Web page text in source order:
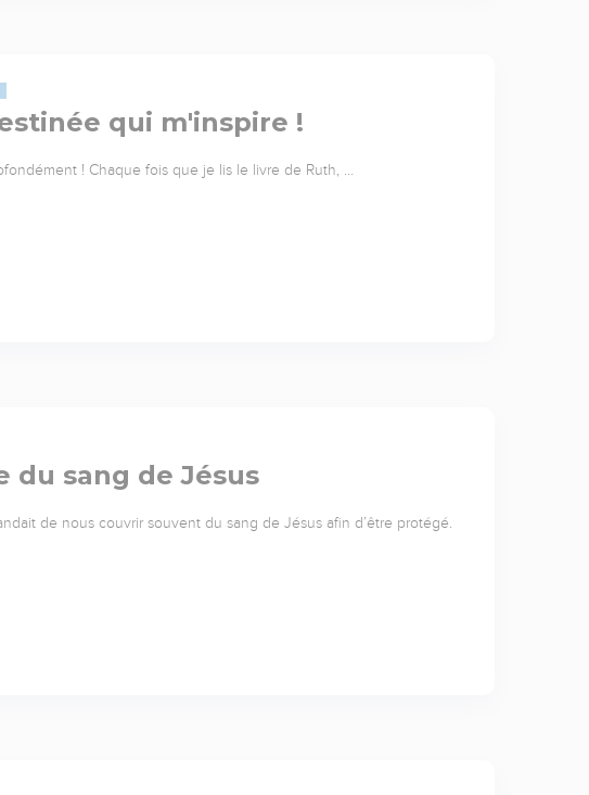
qui m'inspire !
! Chaque fois que je lis le livre de Ruth, …
du sang de Jésus
de nous couvrir souvent du sang de Jésus afin d’être protégé.